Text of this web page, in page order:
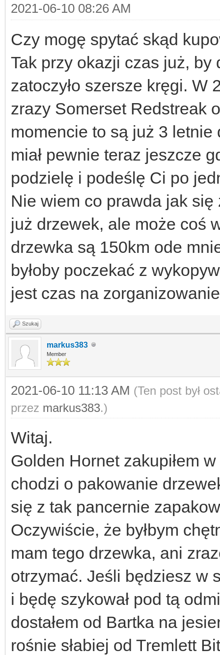
2021-06-10 08:26 AM
Czy mogę spytać skąd
Tak przy okazji czas już,
zatoczyło szersze kręgi. W
zrazy Somerset Redstreak
momencie to są już 3
miał pewnie teraz jeszcze
podzielę i podeślę Ci po
Nie wiem co prawda jak się
już drzewek, ale może coś
drzewka są 150km ode
byłoby poczekać z
jest czas na
Szukaj
markus383
Member
2021-06-10 11:13 AM (Ten post był
przez markus383.)
Witaj.
Golden Hornet zakupiłem
chodzi o pakowanie
się z tak pancernie
Oczywiście, że byłbym
mam tego drzewka, ani
otrzymać. Jeśli będziesz w
i będę szykował pod tą
dostałem od Bartka na
rośnie słabiej od Tremlett